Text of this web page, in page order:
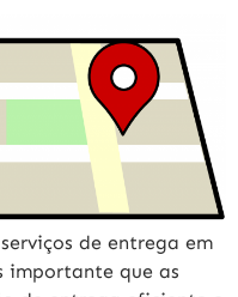
de entrega em
importante que as